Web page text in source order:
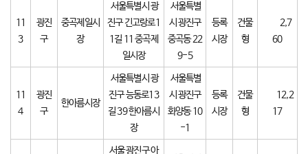
11
3
광진
구
중곡제일시
장
서울특별시 광
진구 긴고랑로1
1길 11 중곡제
일시장
서울특별
시 광진구
중곡동 22
9-5
등록
시장
건물
형
2,7
60
11
4
광진
구
한아름시장
서울특별시 광
진구 능동로13
길 39 한아름시
장
서울특별
시 광진구
화양동 10
-1
등록
시장
건물
형
12,2
17
서울 광진구 아